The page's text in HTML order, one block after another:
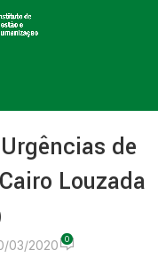
de
Louzada
03/2020 0